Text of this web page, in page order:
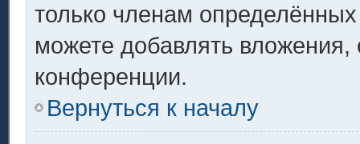
только членам
можете добавлять
конференции.
Вернуться к началу